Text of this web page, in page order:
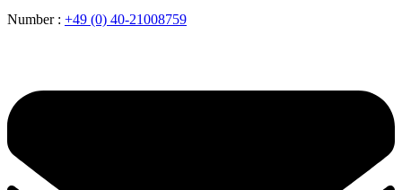
Number : +49 (0) 40-21008759